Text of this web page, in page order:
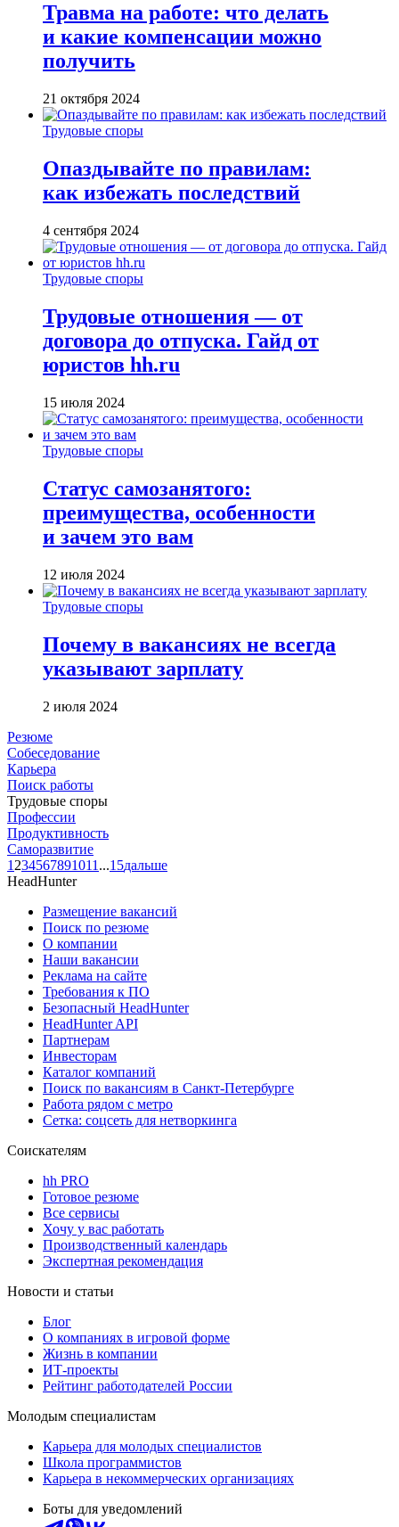
Травма на работе: что делать
и какие компенсации можно
получить
21 октября 2024
Трудовые споры
Опаздывайте по правилам:
как избежать последствий
4 сентября 2024
Трудовые споры
Трудовые отношения — от
договора до отпуска. Гайд от
юристов hh.ru
15 июля 2024
Трудовые споры
Статус самозанятого:
преимущества, особенности
и зачем это вам
12 июля 2024
Трудовые споры
Почему в вакансиях не всегда
указывают зарплату
2 июля 2024
Резюме
Собеседование
Карьера
Поиск работы
Трудовые споры
Профессии
Продуктивность
Саморазвитие
1 234567891011 ...15дальше
HeadHunter
Размещение вакансий
Поиск по резюме
О компании
Наши вакансии
Реклама на сайте
Требования к ПО
Безопасный HeadHunter
HeadHunter API
Партнерам
Инвесторам
Каталог компаний
Поиск по вакансиям в Санкт-Петербурге
Работа рядом с метро
Сетка: соцсеть для нетворкинга
Соискателям
hh PRO
Готовое резюме
Все сервисы
Хочу у вас работать
Производственный календарь
Экспертная рекомендация
Новости и статьи
Блог
О компаниях в игровой форме
Жизнь в компании
ИТ-проекты
Рейтинг работодателей России
Молодым специалистам
Карьера для молодых специалистов
Школа программистов
Карьера в некоммерческих организациях
Боты для уведомлений